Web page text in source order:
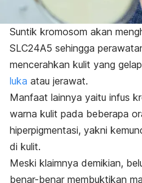
Suntik kromosom akan
SLC24A5 sehingga
mencerahkan kulit yang
luka atau jerawat.
Manfaat lainnya yaitu infus
warna kulit pada beberapa
hiperpigmentasi, yakni
di kulit.
Meski klaimnya demikian,
benar-benar membuktikan